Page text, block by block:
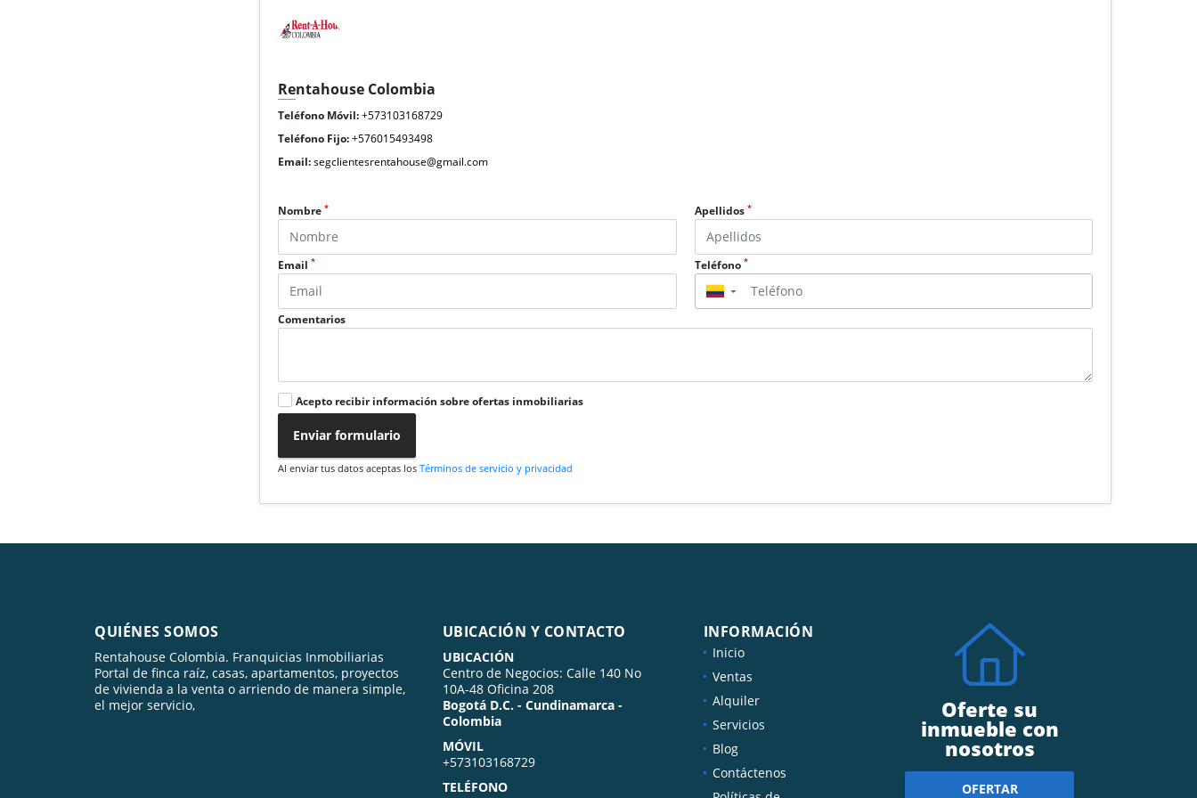
Rentahouse Colombia
Teléfono Móvil:+573103168729
Teléfono Fijo:+576015493498
Email:segclientesrentahouse@gmail.com
Nombre* Apellidos *
Email* Teléfono *
▼
Comentarios
Acepto recibir información sobre ofertas inmobiliarias
Enviar formulario
Al enviar tus datos aceptas losTérminos de servicio y privacidad
QUIÉNES SOMOS
Rentahouse Colombia. Franquicias Inmobiliarias
Portal de finca raíz, casas, apartamentos, proyectos
de vivienda a la venta o arriendo de manera simple,
el mejor servicio,
UBICACIÓN Y CONTACTO
UBICACIÓN
Centro de Negocios: Calle 140 No
10A-48 Oficina 208
Bogotá D.C. - Cundinamarca -
Colombia
MÓVIL
+573103168729
TELÉFONO
INFORMACIÓN
Inicio
Ventas
Alquiler
Servicios
Blog
Contáctenos
Oferte su
inmueble con
nosotros
OFERTAR